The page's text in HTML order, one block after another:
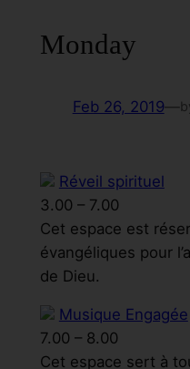
Monday
Feb 26, 2019—
Réveil spirituel
3.00 – 7.00
Cet espace est
évangéliques pour
de Dieu.
Musique Engagée
7.00 – 8.00
Cet espace sert à